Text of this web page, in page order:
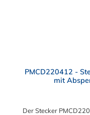
PMCD220412 -
mit
Der Stecker